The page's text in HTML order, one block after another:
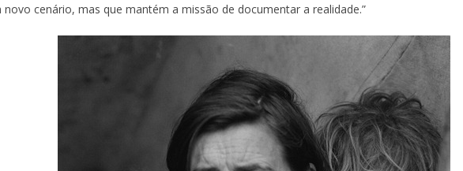
cenário, mas que mantém a missão de documentar a realidade.”